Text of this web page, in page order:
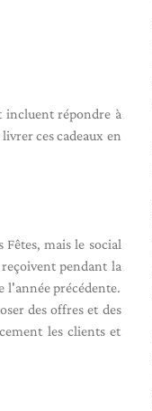
incluent répondre à
ces cadeaux en
mais le social
pendant la
l'année précédente.
des offres et des
les clients et